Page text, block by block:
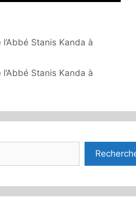
Stanis Kanda à
Stanis Kanda à